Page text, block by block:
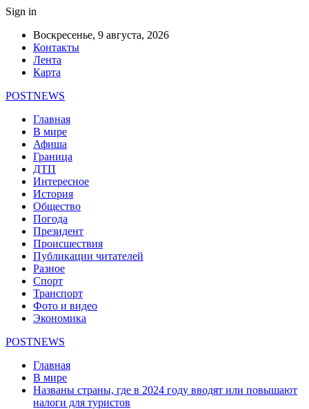
Sign in
Воскресенье, 9 августа, 2026
Контакты
Лента
Карта
POSTNEWS
Главная
В мире
Афиша
Граница
ДТП
Интересное
История
Общество
Погода
Президент
Происшествия
Публикации читателей
Разное
Спорт
Транспорт
Фото и видео
Экономика
POSTNEWS
Главная
В мире
Названы страны, где в 2024 году вводят или повышают
налоги для туристов